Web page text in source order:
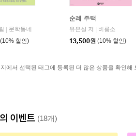
문학동네
(10% 할인)
순례 주택
유은실 저
비룡소
13,500원 (10% 할인)
에서 선택된 태그에 등록된 더 많은 상품을 확인해
이벤트 (18개)